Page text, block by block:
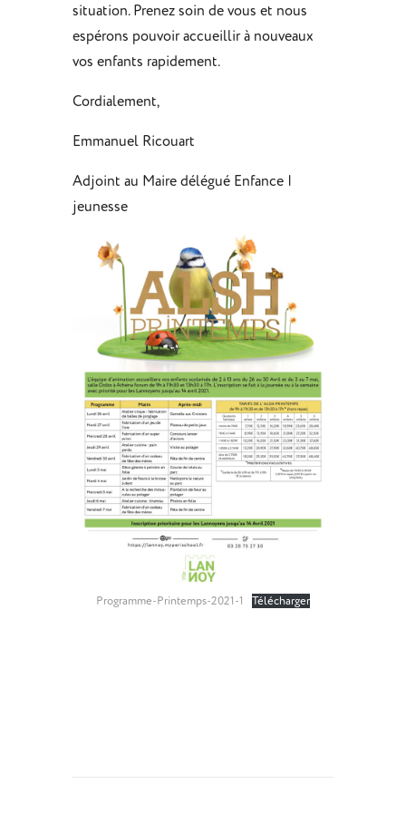
situation. Prenez soin de vous et nous
espérons pouvoir accueillir à nouveaux
vos enfants rapidement.
Cordialement,
Emmanuel Ricouart
Adjoint au Maire délégué Enfance |
jeunesse
Programme-Printemps-2021-1 Télécharger